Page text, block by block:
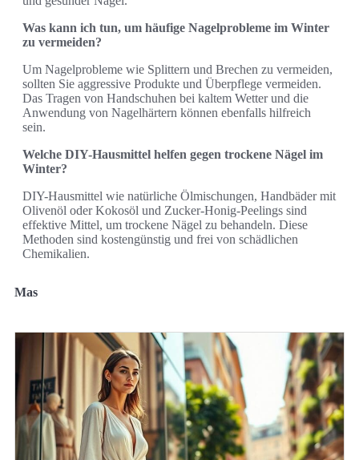
Was kann ich tun, um häufige Nagelprobleme im Winter
zu vermeiden?
Um Nagelprobleme wie Splittern und Brechen zu vermeiden,
sollten Sie aggressive Produkte und Überpflege vermeiden.
Das Tragen von Handschuhen bei kaltem Wetter und die
Anwendung von Nagelhärtern können ebenfalls hilfreich
sein.
Welche DIY-Hausmittel helfen gegen trockene Nägel im
Winter?
DIY-Hausmittel wie natürliche Ölmischungen, Handbäder mit
Olivenöl oder Kokosöl und Zucker-Honig-Peelings sind
effektive Mittel, um trockene Nägel zu behandeln. Diese
Methoden sind kostengünstig und frei von schädlichen
Chemikalien.
Mas